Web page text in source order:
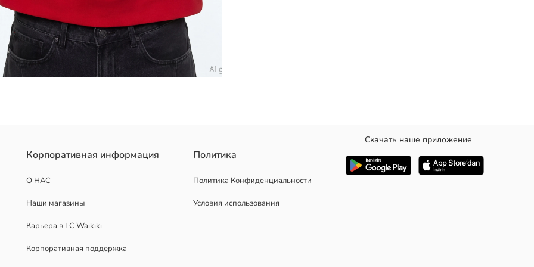
Корпоративная информация
О НАС
Наши магазины
Карьера в LC Waikiki
Корпоративная поддержка
Политика
Политика Конфиденциальности
Условия использования
Скачать наше приложение